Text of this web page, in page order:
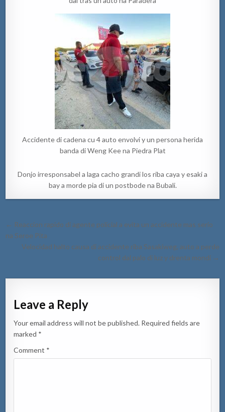
Accidente di cadena cu 4 auto envolvi y un persona herida
banda di Weng Kee na Piedra Plat
Donjo irresponsabel a laga cacho grandi los riba caya y esaki a
bay a morde pia di un postbode na Bubali.
Post
navigation
← Reaccion rapido di agente policial a evita un accidente mas serio
na Seroe Pita
Velocidad halto causa di accidente riba Sasakiweg, auto a perde
control dal palo di luz y drenta mondi →
Leave a Reply
Your email address will not be published. Required fields are
marked *
Comment *